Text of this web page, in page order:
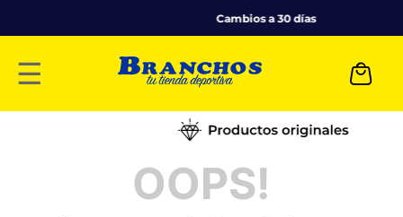
Cambios a 30 días
☰
OOPS!